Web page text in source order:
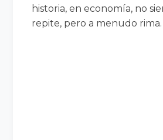
historia, en economía, no
repite, pero a menudo rima.